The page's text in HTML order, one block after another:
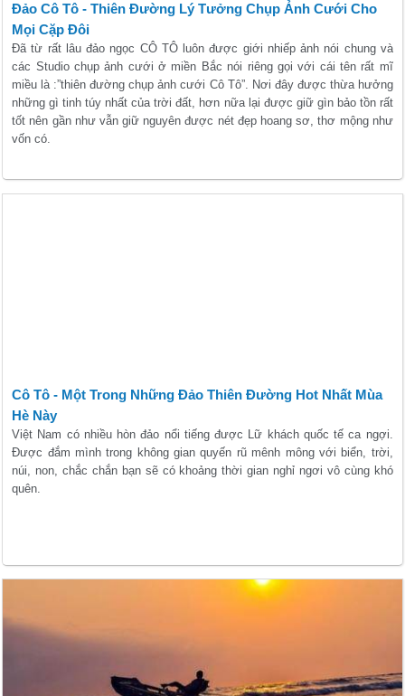
Đảo Cô Tô - Thiên Đường Lý Tưởng Chụp Ảnh Cưới Cho
Mọi Cặp Đôi
Đã từ rất lâu đảo ngọc CÔ TÔ luôn được giới nhiếp ảnh nói chung và
các Studio chụp ảnh cưới ở miền Bắc nói riêng gọi với cái tên rất mĩ
miều là :”thiên đường chụp ảnh cưới Cô Tô”. Nơi đây được thừa hưởng
những gì tinh túy nhất của trời đất, hơn nữa lại được giữ gìn bảo tồn rất
tốt nên gần như vẫn giữ nguyên được nét đẹp hoang sơ, thơ mộng như
vốn có.
Cô Tô - Một Trong Những Đảo Thiên Đường Hot Nhất Mùa
Hè Này
Việt Nam có nhiều hòn đảo nổi tiếng được Lữ khách quốc tế ca ngợi.
Được đắm mình trong không gian quyến rũ mênh mông với biển, trời,
núi, non, chắc chắn bạn sẽ có khoảng thời gian nghỉ ngơi vô cùng khó
quên.